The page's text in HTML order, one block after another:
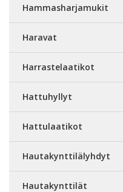
Hammasharjamukit
Haravat
Harrastelaatikot
Hattuhyllyt
Hattulaatikot
Hautakynttilälyhdyt
Hautakynttilät